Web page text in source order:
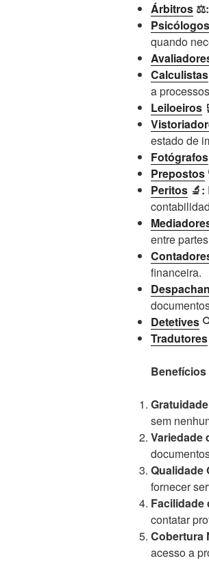
Árbitros ⚖️:
Psicólogos
quando
Calculistas
a
Leiloeiros
estado de
Fotógrafos
Prepostos
Peritos 🔬:
entre
financeira.
Detetives
Tradutores
sem
Variedade
Qualidade
fornecer
Facilidade
contatar
Cobertura
acesso a